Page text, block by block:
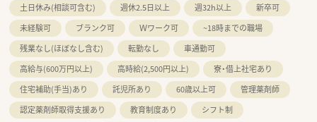
土日休み(相談可含む)
週休2.5日以上 週32h以上
新卒可
未経験可
ブランク可 Ｗワーク可
~18時までの職場
残業なし(ほぼなし含む)
転勤なし
車通勤可
高給与(600万円以上)
高時給(2,500円以上)
寮・借上社宅あり
住宅補助(手当)あり
託児所あり 60歳以上可
管理薬剤師
認定薬剤師取得支援あり
教育制度あり
シフト制